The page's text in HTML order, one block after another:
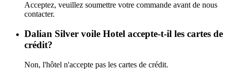
Acceptez, veuillez soumettre votre commande avant de nous
contacter.
Dalian Silver voile Hotel accepte-t-il les cartes de
crédit?
Non, l'hôtel n'accepte pas les cartes de crédit.